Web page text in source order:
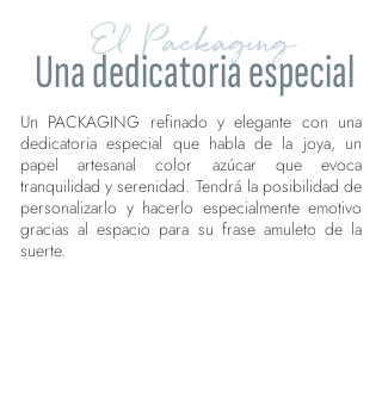
El Packaging
Una dedicatoria especial
Un PACKAGING refinado y elegante con una
dedicatoria especial que habla de la joya, un
papel artesanal color azúcar que evoca
tranquilidad y serenidad. Tendrá la posibilidad de
personalizarlo y hacerlo especialmente emotivo
gracias al espacio para su frase amuleto de la
suerte.